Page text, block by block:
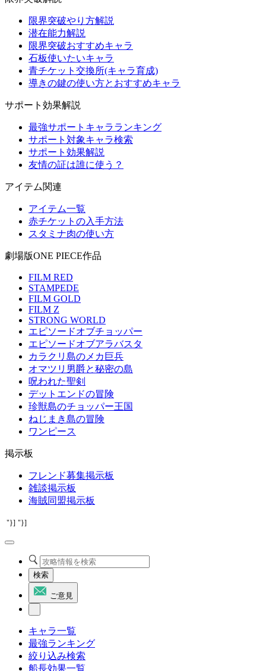
限界突破やり方解説
潜在能力解説
限界突破おすすめキャラ
石板使いたいキャラ
青チケット交換所(キャラ育成)
導きの鍵の使い方とおすすめキャラ
サポート効果解説
最強サポートキャラランキング
サポート対象キャラ検索
サポート効果解説
友情の証は誰に使う？
アイテム関連
アイテム一覧
赤チケットの入手方法
スタミナ肉の使い方
劇場版ONE PIECE作品
FILM RED
STAMPEDE
FILM GOLD
FILM Z
STRONG WORLD
エピソードオブチョッパー
エピソードオブアラバスタ
カラクリ島のメカ巨兵
オマツリ男爵と秘密の島
呪われた聖剣
デットエンドの冒険
珍獣島のチョッパー王国
ねじまき島の冒険
ワンピース
掲示板
フレンド募集掲示板
雑談掲示板
海賊同盟掲示板
"}] "}]
検索
ご意見
キャラ一覧
最強ランキング
絞り込み検索
船長効果一覧